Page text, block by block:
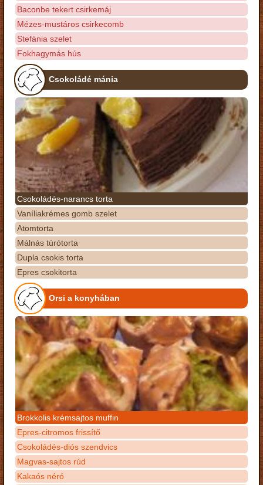
Baconbe tekert csirkemáj
Mézes-mustáros csirkecomb
Stefánia szelet
Fokhagymás hús
Csokoládé mánia
Csokoládés-narancs torta
Vaníliakrémes gomb szelet
Atomtorta
Málnás túrótorta
Dupla csokis torta
Epres csokitorta
Orsi a konyhában
Brokkolis krémsajtos muffin
Epres-citromos frissítő
Csokoládés-diós szendvics
Magvas-sajtos rúd
Kakaós néró